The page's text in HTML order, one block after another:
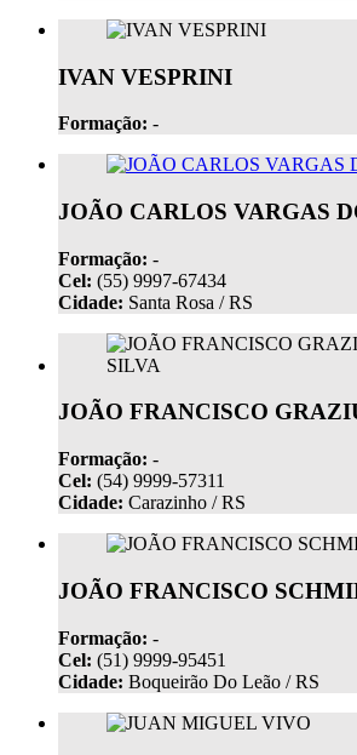
IVAN VESPRINI
Formação: -
JOÃO CARLOS VARGAS
Formação: -
Cel: (55) 9997-67434
Cidade: Santa Rosa / RS
JOÃO FRANCISCO
Formação: -
Cel: (54) 9999-57311
Cidade: Carazinho / RS
JOÃO FRANCISCO
Formação: -
Cel: (51) 9999-95451
Cidade: Boqueirão Do Leão / RS